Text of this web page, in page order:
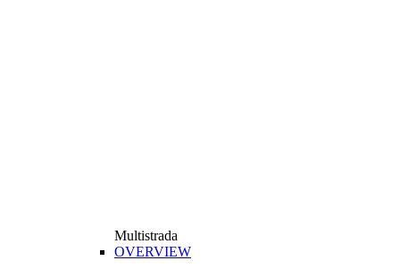
Multistrada
OVERVIEW